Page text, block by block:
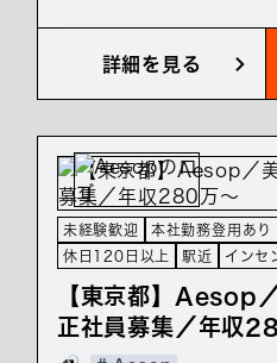
詳細を見る
未経験歓迎 本社勤務登用あり
休日120日以上
駅近 インセ
【東京都】Aesop
正社員募集／年収